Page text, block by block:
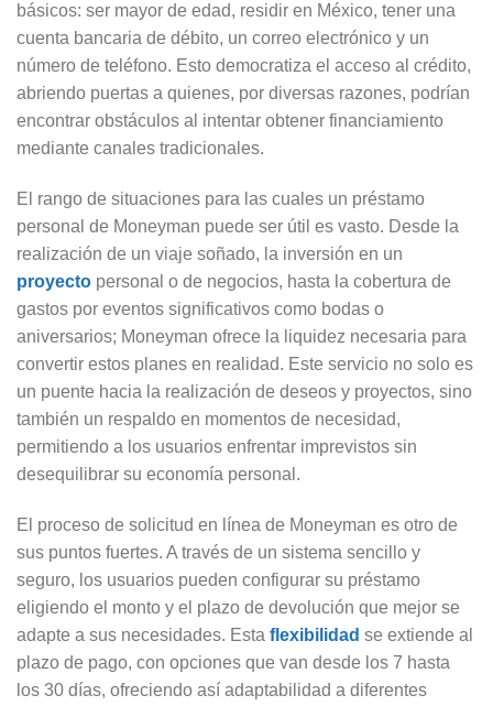
básicos: ser mayor de edad, residir en México, tener una
cuenta bancaria de débito, un correo electrónico y un
número de teléfono. Esto democratiza el acceso al crédito,
abriendo puertas a quienes, por diversas razones, podrían
encontrar obstáculos al intentar obtener financiamiento
mediante canales tradicionales.
El rango de situaciones para las cuales un préstamo
personal de Moneyman puede ser útil es vasto. Desde la
realización de un viaje soñado, la inversión en un
proyecto personal o de negocios, hasta la cobertura de
gastos por eventos significativos como bodas o
aniversarios; Moneyman ofrece la liquidez necesaria para
convertir estos planes en realidad. Este servicio no solo es
un puente hacia la realización de deseos y proyectos, sino
también un respaldo en momentos de necesidad,
permitiendo a los usuarios enfrentar imprevistos sin
desequilibrar su economía personal.
El proceso de solicitud en línea de Moneyman es otro de
sus puntos fuertes. A través de un sistema sencillo y
seguro, los usuarios pueden configurar su préstamo
eligiendo el monto y el plazo de devolución que mejor se
adapte a sus necesidades. Esta flexibilidad se extiende al
plazo de pago, con opciones que van desde los 7 hasta
los 30 días, ofreciendo así adaptabilidad a diferentes